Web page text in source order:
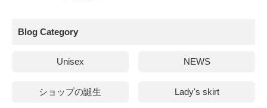
Blog Category
Unisex NEWS
ショップの誕生 Lady's skirt